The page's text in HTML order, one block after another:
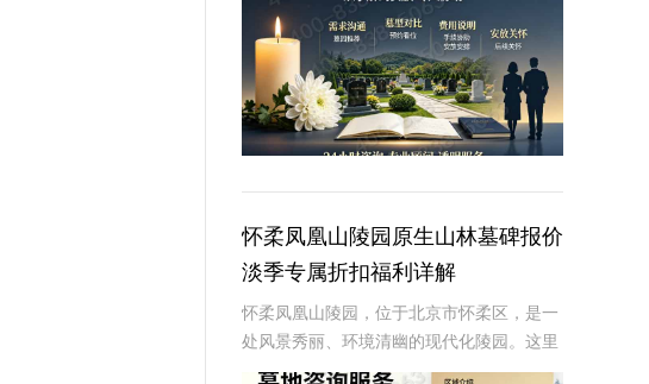
捷的墓碑选择服务。随着社会的发展和
怀柔凤凰山陵园原生山林墓碑报价
淡季专属折扣福利详解
怀柔凤凰山陵园，位于北京市怀柔区，是一
处风景秀丽、环境清幽的现代化陵园。这里
依山傍水，绿树成荫，为逝者提供了一个宁